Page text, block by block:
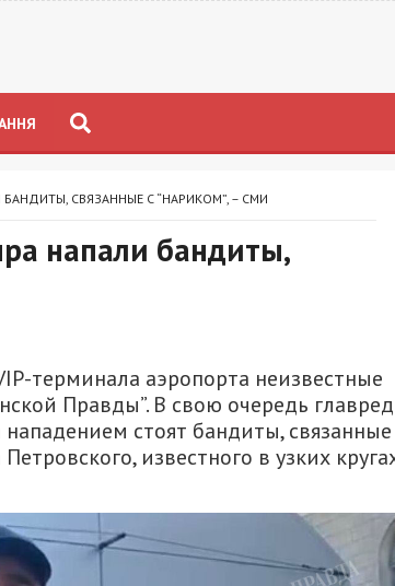
СВЯЗАННЫЕ С “НАРИКОМ”, – СМИ
напали бандиты,
терминала аэропорта неизвестные
Правды”. В свою очередь главред
нападением стоят бандиты, связанные
известного в узких